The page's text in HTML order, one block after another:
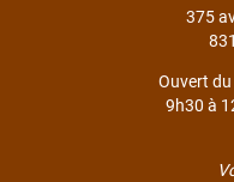
375
Ouvert
9h30 à